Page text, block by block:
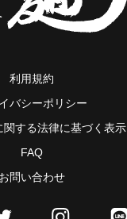
利用規約
バシーポリシー
関する法律に基づく表示
FAQ
お問い合わせ